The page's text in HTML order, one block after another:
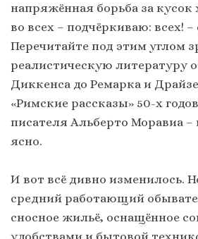
напряжённая борьба за кусок
во всех – подчёркиваю: всех!
Перечитайте под этим углом
реалистическую литературу
Диккенса до Ремарка и
«Римские рассказы» 50-х
писателя Альберто Моравиа –
ясно.
И вот всё дивно изменилось.
средний работающий
сносное жильё, оснащённое